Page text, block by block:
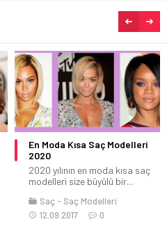
En Moda Kısa Saç Modelleri
2020
2020 yılının en moda kısa saç
modelleri size büyülü bir...
Saç
Saç Modelleri
12.09.2017
0